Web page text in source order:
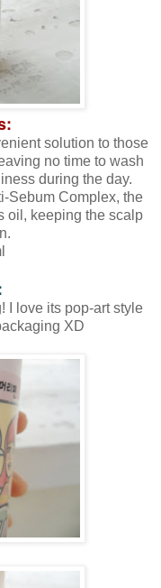
solution to those
no time to wash
during the day.
Sebum Complex, the
oil, keeping the scalp
I love its pop-art style
XD